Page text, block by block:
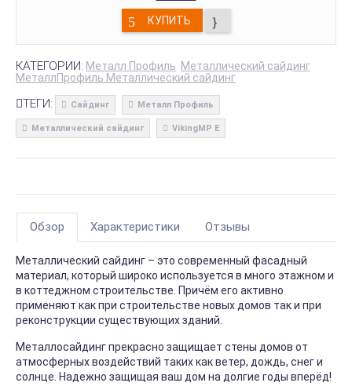
КУПИТЬ
КАТЕГОРИИ: Металл Профиль Металлический сайдинг
МеталлПрофиль Металлический сайдинг
ТЕГИ: Сайдинг Металл Профиль
Металлический сайдинг VikingMP E
Обзор Характеристики Отзывы
Металлический сайдинг – это современный фасадный
материал, который широко используется в много этажном и
в коттеджном строительстве. Причём его активно
применяют как при строительстве новых домов так и при
реконструкции существующих зданий.
Металлосайдинг прекрасно защищает стены домов от
атмосферных воздействий таких как ветер, дождь, снег и
солнце. Надежно защищая ваш дом на долгие годы вперёд!